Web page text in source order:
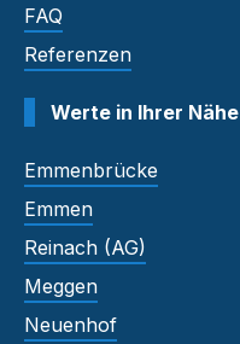
FAQ
Referenzen
Werte in Ihrer Nähe
Emmenbrücke
Emmen
Reinach (AG)
Meggen
Neuenhof